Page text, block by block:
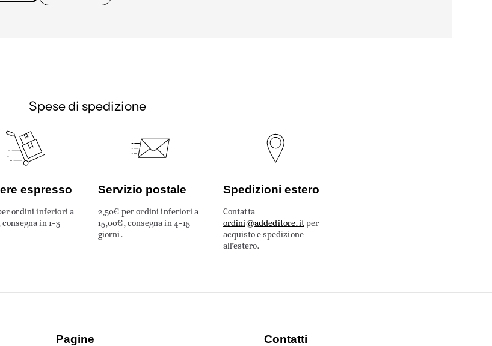
Spese di spedizione
espresso
ordini inferiori a
in 1-3
Servizio postale
2,50€ per ordini inferiori a
15,00€, consegna in 4-15
giorni.
Spedizioni estero
Contatta
ordini@addeditore.itper
acquisto e spedizione
all’estero.
Pagine Contatti